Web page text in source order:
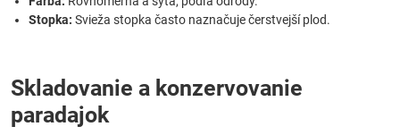
Stopka: Svieža stopka často naznačuje čerstvejší plod.
Skladovanie a konzervovanie
paradajok